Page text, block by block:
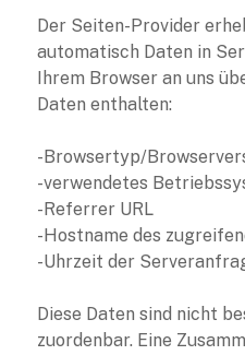
Der Seiten-Provider
automatisch Daten in
Ihrem Browser an uns
Daten enthalten:
-Browsertyp/
-verwendetes
-Referrer URL
-Hostname des
-Uhrzeit der
Diese Daten sind nicht
zuordenbar. Eine